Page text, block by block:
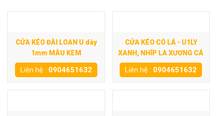
CỬA KÉO ĐÀI LOAN U dày
1mm MÀU KEM
Liên hệ : 0904651632
CỬA KÉO CÓ LÁ - U1LY
XANH, NHÍP LA XƯƠNG CÁ
Liên hệ : 0904651632